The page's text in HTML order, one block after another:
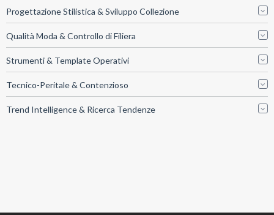
Progettazione Stilistica & Sviluppo Collezione
Qualità Moda & Controllo di Filiera
Strumenti & Template Operativi
Tecnico-Peritale & Contenzioso
Trend Intelligence & Ricerca Tendenze